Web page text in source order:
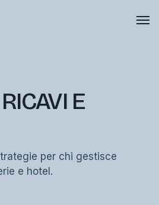
E
per chi gestisce
e hotel.